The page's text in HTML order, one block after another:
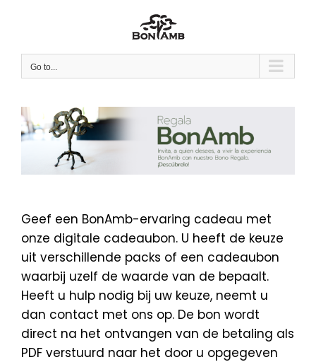
Go to...
Geef een BonAmb-ervaring cadeau met
onze digitale cadeaubon. U heeft de keuze
uit verschillende packs of een cadeaubon
waarbij uzelf de waarde van de bepaalt.
Heeft u hulp nodig bij uw keuze, neemt u
dan contact met ons op. De bon wordt
direct na het ontvangen van de betaling als
PDF verstuurd naar het door u opgegeven